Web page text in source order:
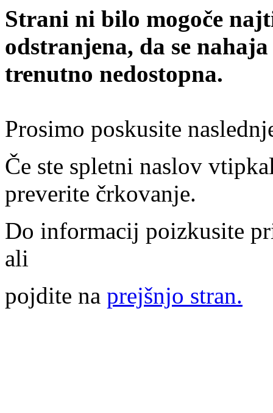
Strani ni bilo mogoče
odstranjena, da se
trenutno nedostopna.
Prosimo poskusite
Če ste spletni naslov
preverite črkovanje.
Do informacij poizkusite
ali
pojdite na prejšnjo stran.